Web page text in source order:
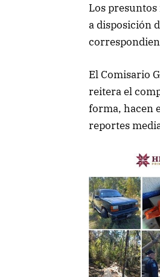
Los
a disposición
El Comisario
reitera el
forma, hacen
reportes